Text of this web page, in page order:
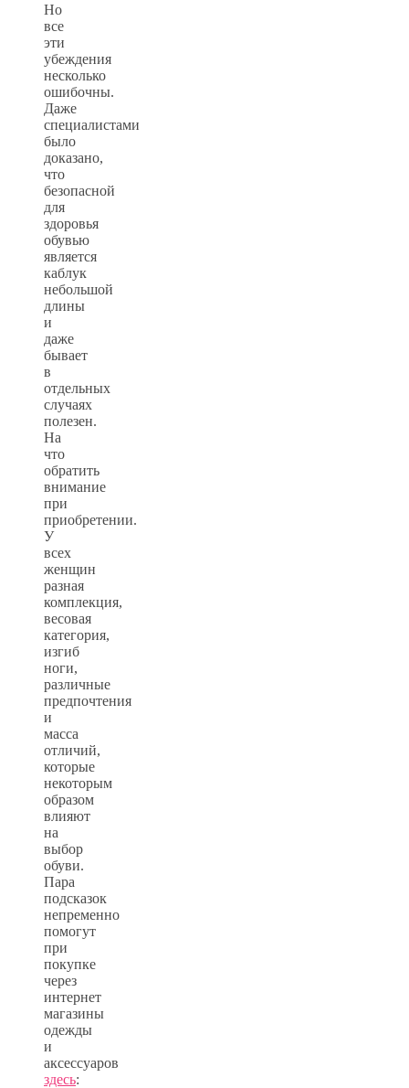
Но
все
эти
убеждения
несколько
ошибочны.
Даже
специалистами
было
доказано,
что
безопасной
для
здоровья
обувью
является
каблук
небольшой
длины
и
даже
бывает
в
отдельных
случаях
полезен.
На
что
обратить
внимание
при
приобретении.
У
всех
женщин
разная
комплекция,
весовая
категория,
изгиб
ноги,
различные
предпочтения
и
масса
отличий,
которые
некоторым
образом
влияют
на
выбор
обуви.
Пара
подсказок
непременно
помогут
при
покупке
через
интернет
магазины
одежды
и
аксессуаров
здесь: